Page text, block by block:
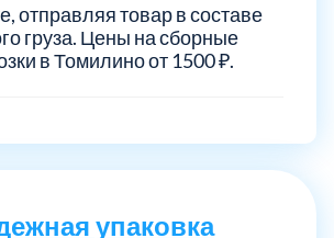
отправляя товар в составе
груза. Цены на сборные
в Томилино от 1500 ₽.
упаковка